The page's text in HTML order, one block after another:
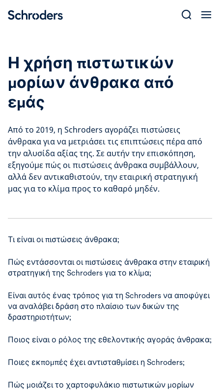
Η χρήση πιστωτικών
μορίων άνθρακα από
εμάς
Από το 2019, η Schroders αγοράζει πιστώσεις
άνθρακα για να μετριάσει τις επιπτώσεις πέρα από
την αλυσίδα αξίας της. Σε αυτήν την επισκόπηση,
εξηγούμε πώς οι πιστώσεις άνθρακα συμβάλλουν,
αλλά δεν αντικαθιστούν, την εταιρική στρατηγική
μας για το κλίμα προς το καθαρό μηδέν.
Τι είναι οι πιστώσεις άνθρακα;
Πώς εντάσσονται οι πιστώσεις άνθρακα στην εταιρική
στρατηγική της Schroders για το κλίμα;
Είναι αυτός ένας τρόπος για τη Schroders να αποφύγει
να αναλάβει δράση στο πλαίσιο των δικών της
δραστηριοτήτων;
Ποιος είναι ο ρόλος της εθελοντικής αγοράς άνθρακα;
Ποιες εκπομπές έχει αντισταθμίσει η Schroders;
Πώς μοιάζει το χαρτοφυλάκιο πιστωτικών μορίων